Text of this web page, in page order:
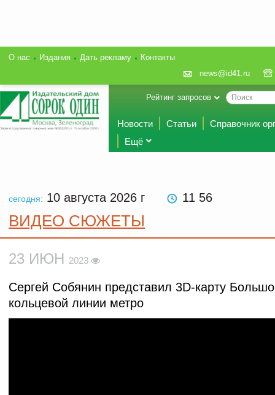
О нас Издания Дать рекламу
Контакты
news@id41.ru
Рейтинг запросов
Новости Статьи
Справочник
Ещё
сегодня: 10 августа 2026 г 11 56
ВИДЕО СЮЖЕТЫ
23 ИЮН 2023
Сергей Собянин представил 3D-карту
кольцевой линии метро